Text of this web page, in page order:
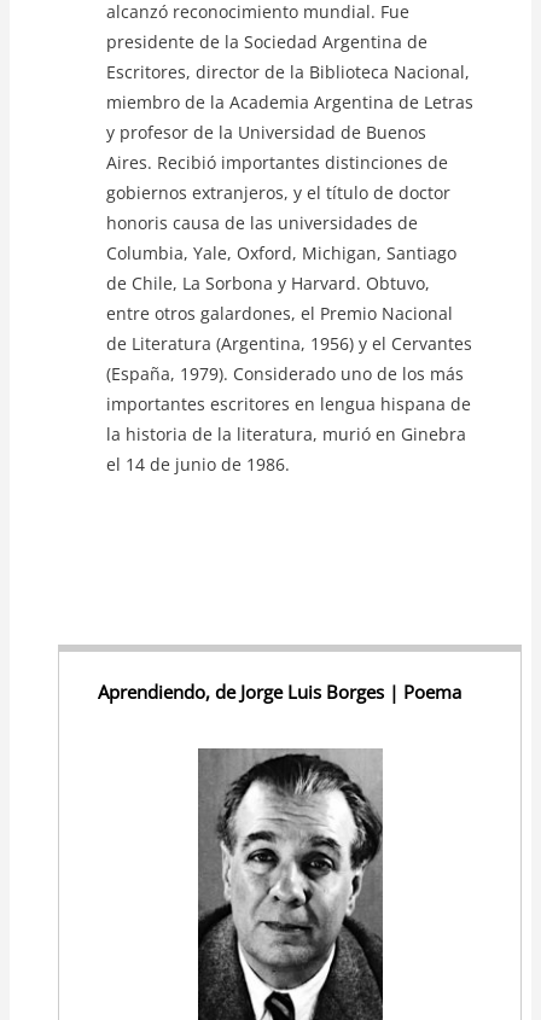
alcanzó reconocimiento mundial. Fue
presidente de la Sociedad Argentina de
Escritores, director de la Biblioteca Nacional,
miembro de la Academia Argentina de Letras
y profesor de la Universidad de Buenos
Aires. Recibió importantes distinciones de
gobiernos extranjeros, y el título de doctor
honoris causa de las universidades de
Columbia, Yale, Oxford, Michigan, Santiago
de Chile, La Sorbona y Harvard. Obtuvo,
entre otros galardones, el Premio Nacional
de Literatura (Argentina, 1956) y el Cervantes
(España, 1979). Considerado uno de los más
importantes escritores en lengua hispana de
la historia de la literatura, murió en Ginebra
el 14 de junio de 1986.
Aprendiendo, de Jorge Luis Borges | Poema